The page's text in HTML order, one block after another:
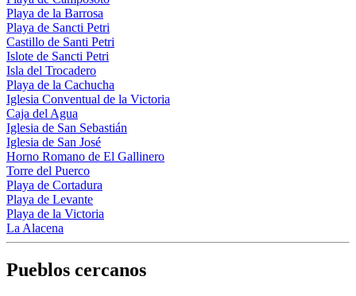
Playa de la Barrosa
Playa de Sancti Petri
Castillo de Santi Petri
Islote de Sancti Petri
Isla del Trocadero
Playa de la Cachucha
Iglesia Conventual de la Victoria
Caja del Agua
Iglesia de San Sebastián
Iglesia de San José
Horno Romano de El Gallinero
Torre del Puerco
Playa de Cortadura
Playa de Levante
Playa de la Victoria
La Alacena
Pueblos cercanos